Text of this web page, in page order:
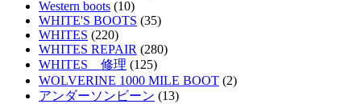
Western boots (10)
WHITE'S BOOTS (35)
WHITES (220)
WHITES REPAIR (280)
WHITES 修理 (125)
WOLVERINE 1000 MILE BOOT (2)
アンダーソンビーン (13)